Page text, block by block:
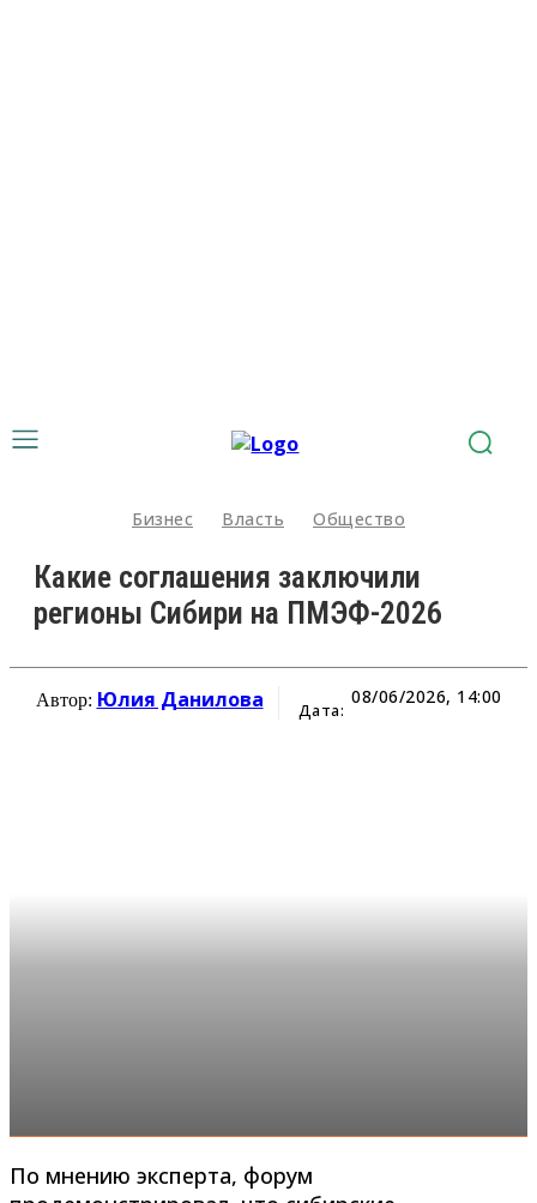
Бизнес Власть Общество
Какие соглашения заключили
регионы Сибири на ПМЭФ-2026
Автор: Юлия Данилова Дата:
08/06/2026, 14:00
По мнению эксперта, форум